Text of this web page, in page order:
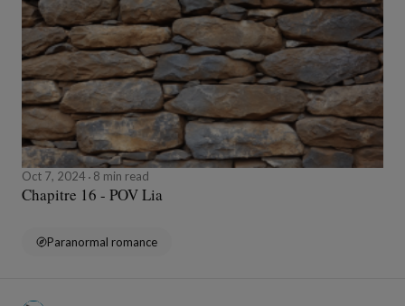
Oct 7, 2024 8 min read
Chapitre 16 - POV Lia
Paranormal romance